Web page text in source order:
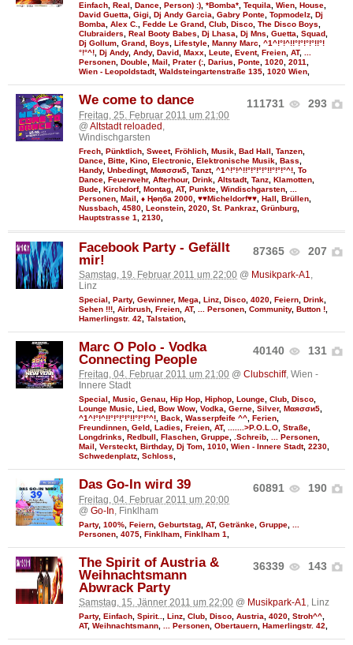
Einfach, Real, Dance, Person) :), *Bomba*, Tequila, Wien, House,
David Guetta, Gigi, Dj Andy Garcia, Gabry Ponte, Topmodelz, Dj
Bomba, Alex C., Fedde Le Grand, Club, Disco, The Disco Boys,
Clubraiders, Real Booty Babes, Dj Lhasa, Dj Mns, Guetta, Squad,
Dj Gollum, Grand, Boys, Lifestyle, Manny Marc, ^1^!°!^!!°!°!°!°!!°!
°!°^!, Dj Andy, Andy, David, Maxx, Leute, Event, Freien, AT, ...
Personen, Double, Mail, Prater (:, Darius, Ponte, 1020, 2011,
Wien - Leopoldstadt, Waldsteingartenstraße 135, 1020 Wien,
111731 293
We come to dance
Freitag, 25. Februar 2011 um 21:00
@ Altstadt reloaded
Windischgarsten
Frech Pünktlich Sweet, Fröhlich Musik Bad Hall Tanzen
Dance Bitte Kino Electronic Elektronische Musik Bass
Handy, Unbedingt, Мαяσσи5 Tanzt, ^1^!°!^!!°!°!°!°!!°!°!°^! To
Dance Feuerwehr, Afterhour, Drink Altstadt, Tanz Klamotten
Bude Kirchdorf, Montag AT, Punkte Windischgarsten
Personen Mail ♦ Ңөηба 2000 ♥♥Micheldorf♥♥ Hall Brüllen
Nussbach 4580 Leonstein 2020 St. Pankraz Grünburg
Hauptstrasse 1
2130
87365 207
Facebook Party - Gefällt
mir!
Samstag, 19. Februar 2011 um 22:00 @ Musikpark-A1,
Linz
Special Party, Gewinner, Mega Linz Disco 4020 Feiern Drink
Sehen !!! Airbrush Freien AT, ... Personen Community, Button !
Hamerlingstr. 42
Talstation
40140 131
Marc O Polo - Vodka
Connecting People
Freitag, 04. Februar 2011 um 21:00 @ Clubschiff, Wien -
Innere Stadt
Special, Music, Genau, Hip Hop, Hiphop, Lounge, Club, Disco,
Lounge Music, Lied, Bow Wow, Vodka, Gerne, Silver, Мαяσσи5,
^1^!°!^!!°!°!°!°!!°!°!°^!, Back, Wasserpfeife ^^, Ferien,
Freundinnen, Geld, Ladies, Freien, AT, .......>P.O.L.O, Straße,
Longdrinks, Redbull, Flaschen, Gruppe, .Schreib, ... Personen,
Mail, Versteckt, Birthday, Dj Tom, 1010, Wien - Innere Stadt, 2230,
Schwedenplatz, Schloss,
60891 190
Das Go-In wird 39
Freitag, 04. Februar 2011 um 20:00
@ Go-In , Finklham
Party, 100% Feiern Geburtstag AT, Getränke Gruppe
Personen 4075 Finklham Finklham 1
36339 143
The Spirit of Austria &
Weihnachtsmann
Abwrack Party
Samstag, 15. Jänner 2011 um 22:00 @ Musikpark-A1, Linz
Party, Einfach Spirit.. Linz Club Disco Austria 4020 Stroh^^
AT, Weihnachtsmann ... Personen Obertauern Hamerlingstr. 42